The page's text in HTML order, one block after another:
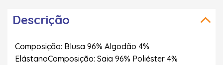
Descrição
Composição: Blusa 96% Algodão 4%
ElástanoComposição: Saia 96% Poliéster 4%